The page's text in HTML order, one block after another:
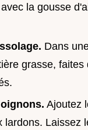
la gousse
Dans
grasse, faites
Ajoutez
lardons. Laissez